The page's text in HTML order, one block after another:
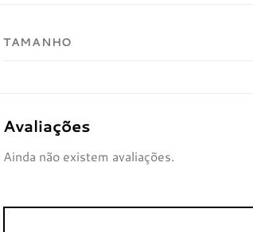
TAMANHO
Avaliações
Ainda não existem avaliações.